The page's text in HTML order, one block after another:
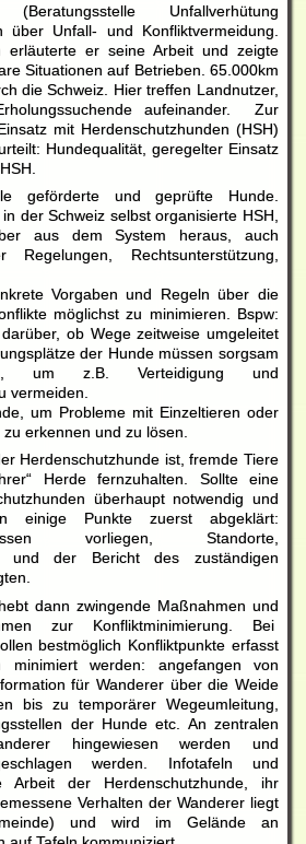
(Beratungsstelle Unfallverhütung
über Unfall- und Konfliktvermeidung.
erläuterte er seine Arbeit und zeigte
Situationen auf Betrieben. 65.000km
die Schweiz. Hier treffen Landnutzer,
aufeinander. Zur
mit Herdenschutzhunden (HSH)
Hundequalität, geregelter Einsatz
geförderte und geprüfte Hunde.
der Schweiz selbst organisierte HSH,
aus dem System heraus, auch
Regelungen, Rechtsunterstützung,
Vorgaben und Regeln über die
möglichst zu minimieren. Bspw:
ob Wege zeitweise umgeleitet
der Hunde müssen sorgsam
um z.B. Verteidigung und
vermeiden.
um Probleme mit Einzeltieren oder
erkennen und zu lösen.
Herdenschutzhunde ist, fremde Tiere
Herde fernzuhalten. Sollte eine
überhaupt notwendig und
einige Punkte zuerst abgeklärt:
vorliegen, Standorte,
und der Bericht des zuständigen
dann zwingende Maßnahmen und
zur Konfliktminimierung. Bei
bestmöglich Konfliktpunkte erfasst
minimiert werden: angefangen von
für Wanderer über die Weide
bis zu temporärer Wegeumleitung,
der Hunde etc. An zentralen
hingewiesen werden und
werden. Infotafeln und
Arbeit der Herdenschutzhunde, ihr
Verhalten der Wanderer liegt
und wird im Gelände an